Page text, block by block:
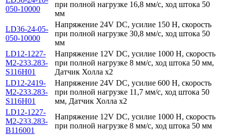
050-10000
при полной нагрузке 16,8 мм/с, ход штока 50
мм
LD36-24-05-
050-10000
Напряжение 24V DC, усилие 150 Н, скорость
при полной нагрузке 30,8 мм/с, ход штока 50
мм
LD12-1227-
M2-233.283-
S116H01
Напряжение 12V DC, усилие 1000 Н, скорость
при полной нагрузке 8 мм/с, ход штока 50 мм,
Датчик Холла x2
LD12-2419-
M2-233.283-
S116H01
Напряжение 24V DC, усилие 600 Н, скорость
при полной нагрузке 11,7 мм/с, ход штока 50
мм, Датчик Холла x2
LD12-1227-
M2-233.283-
B116001
Напряжение 12V DC, усилие 1000 Н, скорость
при полной нагрузке 8 мм/с, ход штока 50 мм